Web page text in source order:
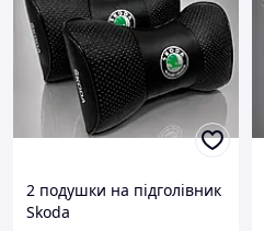
2 подушки на підголівник
Skoda